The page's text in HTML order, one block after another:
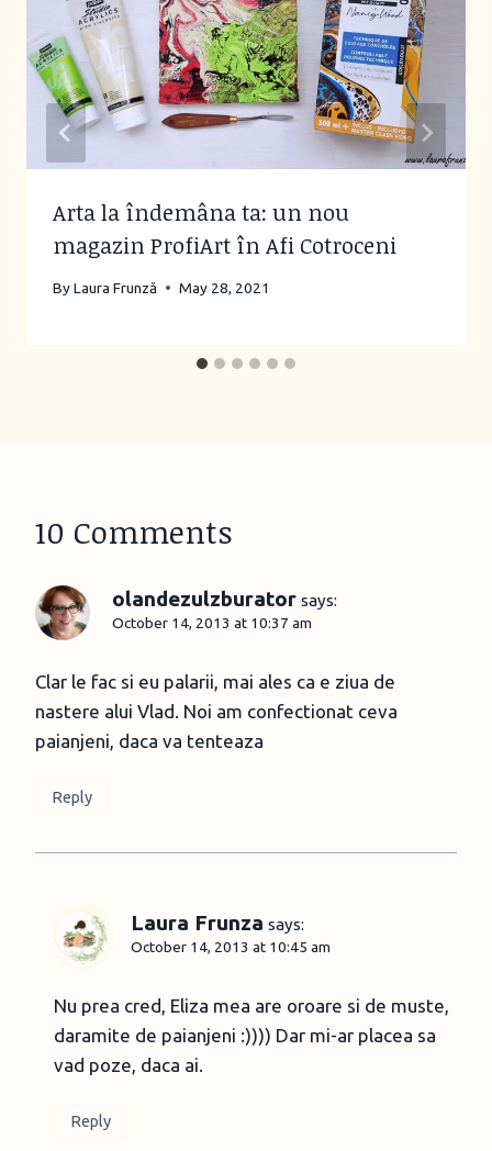
Arta la îndemâna ta: un nou
magazin ProfiArt în Afi Cotroceni
ByLaura Frunză May 28, 2021
10 Comments
olandezulzburator says:
October 14, 2013 at 10:37 am
Clar le fac si eu palarii, mai ales ca e ziua de
nastere alui Vlad. Noi am confectionat ceva
paianjeni, daca va tenteaza
Reply
Laura Frunza says:
October 14, 2013 at 10:45 am
Nu prea cred, Eliza mea are oroare si de muste,
daramite de paianjeni :)))) Dar mi-ar placea sa
vad poze, daca ai.
Reply